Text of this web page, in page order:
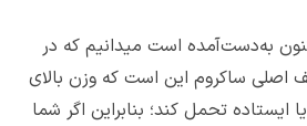
به‌دست‌آمده است میدانیم که در
اصلی ساکروم این است که وزن بالای
تحمل کند؛ بنابراین اگر شما